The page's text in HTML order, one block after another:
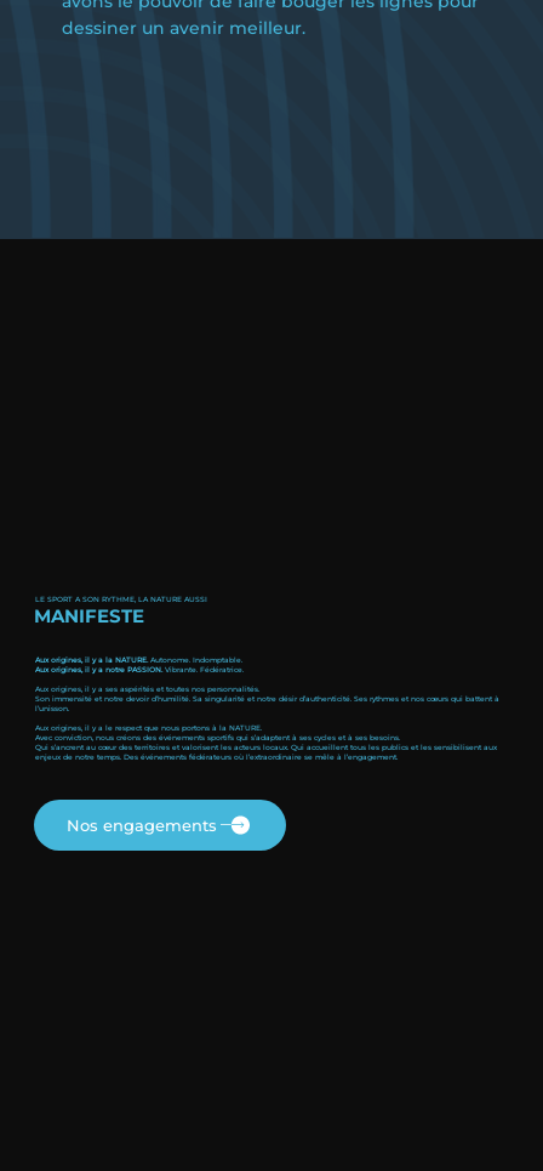
dessiner un avenir meilleur.
LE SPORT A SON RYTHME, LA NATURE AUSSI
MANIFESTE
Aux origines, il y a la NATURE.Autonome. Indomptable.
Aux origines, il y a notre PASSION.Vibrante. Fédératrice.
Aux origines, il y a ses aspérités et toutes nos personnalités.
Son immensité et notre devoir d’humilité. Sa singularité et notre désir d’authenticité. Ses rythmes et nos cœurs qui battent à
l’unisson.
Aux origines, il y a le respect que nous portons à la NATURE.
Avec conviction, nous créons des événements sportifs qui s’adaptent à ses cycles et à ses besoins.
Qui s’ancrent au cœur des territoires et valorisent les acteurs locaux. Qui accueillent tous les publics et les sensibilisent aux
enjeux de notre temps. Des événements fédérateurs où l’extraordinaire se mêle à l’engagement.
Nos engagements